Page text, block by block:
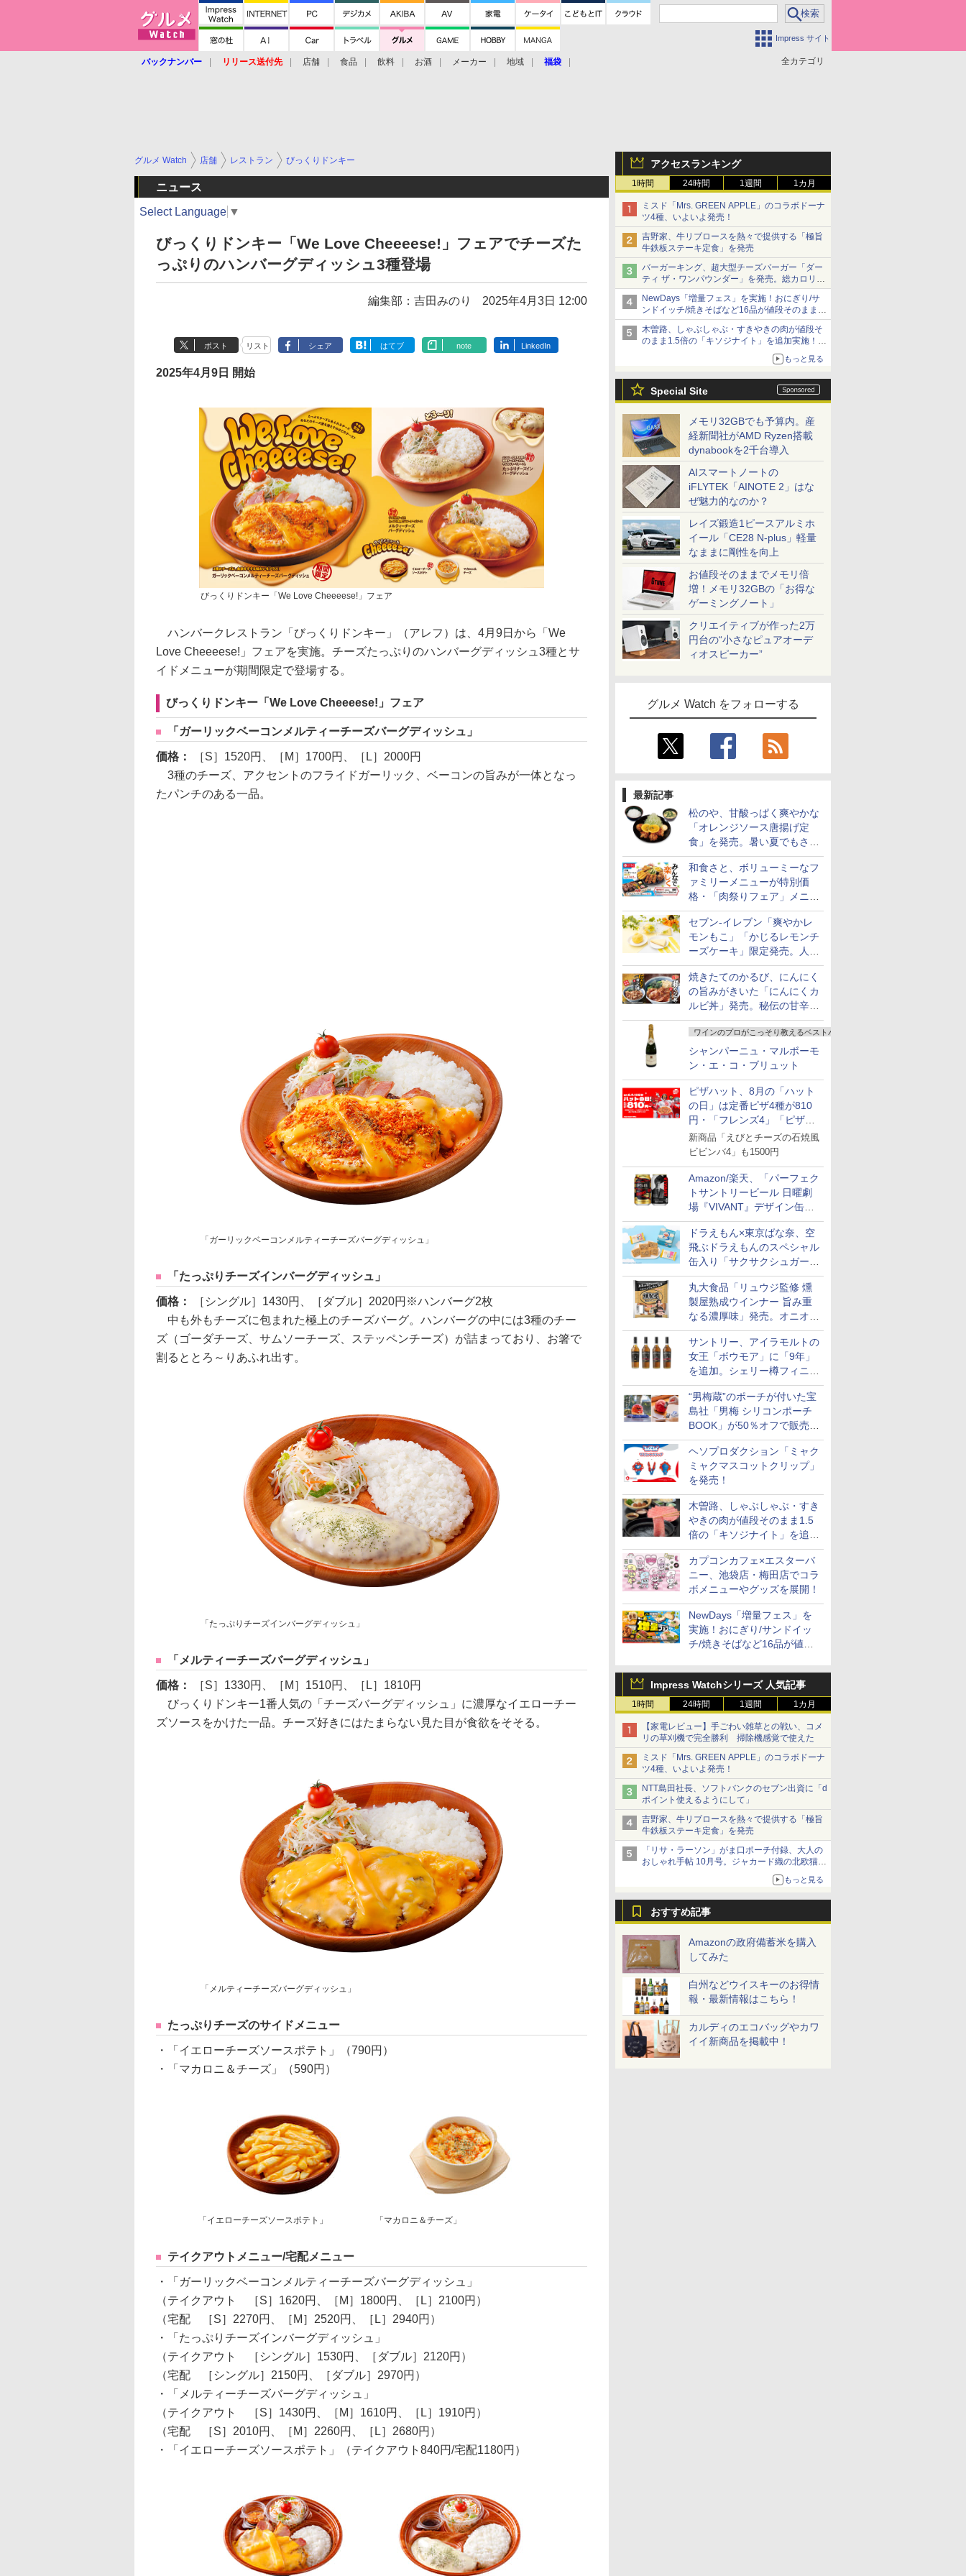
Impress サイト
全カテゴリ
バックナンバー リリース送付先 店舗 食品 飲料 お酒 メーカー 地域 福袋
アクセスランキング
1時間 24時間 1週間 1カ月
ミスド「Mrs. GREEN APPLE」のコラボドーナ
ツ4種、いよいよ発売！
吉野家、牛リブロースを熱々で提供する「極旨
牛鉄板ステーキ定食」を発売
バーガーキング、超大型チーズバーガー「ダー
ティ ザ・ワンパウンダー」を発売。総カロリー
約1656kcal、総重量約527g！
NewDays「増量フェス」を実施！おにぎり/サ
ンドイッチ/焼きそばなど16品が値段そのままで
ボリュームアップ
木曽路、しゃぶしゃぶ・すきやきの肉が値段そ
のまま1.5倍の「キソジナイト」を追加実施！
もっと見る
Special Site
メモリ32GBでも予算内。産
経新聞社がAMD Ryzen搭載
dynabookを2千台導入
AIスマートノートの
iFLYTEK「AINOTE 2」はな
ぜ魅力的なのか？
レイズ鍛造1ピースアルミホ
イール「CE28 N-plus」軽量
なままに剛性を向上
お値段そのままでメモリ倍
増！メモリ32GBの「お得な
ゲーミングノート」
クリエイティブが作った2万
円台の“小さなピュアオーデ
ィオスピーカー”
グルメ Watch をフォローする
最新記事
松のや、甘酸っぱく爽やかな
「オレンジソース唐揚げ定
食」を発売。暑い夏でもさっ
ぱり！
和食さと、ボリューミーなフ
ァミリーメニューが特別価
格・「肉祭りフェア」メニュ
ーがテイクアウトに登場
セブン-イレブン「爽やかレ
モンもこ」「かじるレモンチ
ーズケーキ」限定発売。人気
シリーズから夏限定の味わい
が登場
焼きたてのかるび、にんにく
の旨みがきいた「にんにくカ
ルビ丼」発売。秘伝の甘辛だ
れを絡めた「豚カルビ丼」も
復活
ワインのプロがこっそり教えるベストバイ
シャンパーニュ・マルボーモ
ン・エ・コ・ブリュット
ピザハット、8月の「ハット
の日」は定番ピザ4種が810
円・「フレンズ4」「ピザハ
ット・ベスト4」値下げ
新商品「えびとチーズの石焼風
ビビンバ4」も1500円
Amazon/楽天、「パーフェク
トサントリービール 日曜劇
場『VIVANT』デザイン缶」
販売開始
ドラえもん×東京ばな奈、空
飛ぶドラえもんのスペシャル
缶入り「サクサクシュガーバ
ター」を発売
丸大食品「リュウジ監修 燻
製屋熟成ウインナー 旨み重
なる濃厚味」発売。オニオン
やガーリックの食べ応え
サントリー、アイラモルトの
女王「ボウモア」に「9年」
を追加。シェリー樽フィニッ
シュの12/15/18年も通年販売
に
“男梅蔵”のポーチが付いた宝
島社「男梅 シリコンポーチ
BOOK」が50％オフで販売
中！
ヘソプロダクション「ミャク
ミャクマスコットクリップ」
を発売！
木曽路、しゃぶしゃぶ・すき
やきの肉が値段そのまま1.5
倍の「キソジナイト」を追加
実施！水・日曜夜限定
カプコンカフェ×エスターバ
ニー、池袋店・梅田店でコラ
ボメニューやグッズを展開！
NewDays「増量フェス」を
実施！おにぎり/サンドイッ
チ/焼きそばなど16品が値段
Impress Watchシリーズ 人気記事
1時間 24時間 1週間 1カ月
【家電レビュー】手ごわい雑草との戦い、コメ
リの草刈機で完全勝利 掃除機感覚で使えた
ミスド「Mrs. GREEN APPLE」のコラボドーナ
ツ4種、いよいよ発売！
NTT島田社長、ソフトバンクのセブン出資に「d
ポイント使えるようにして」
吉野家、牛リブロースを熱々で提供する「極旨
牛鉄板ステーキ定食」を発売
「リサ・ラーソン」がま口ポーチ付録、大人の
おしゃれ手帖 10月号。ジャカード織の北欧猫デ
もっと見る
おすすめ記事
Amazonの政府備蓄米を購入
してみた
白州などウイスキーのお得情
報・最新情報はこちら！
カルディのエコバッグやカワ
イイ新商品を掲載中！
グルメ Watch 店舗 レストラン びっくりドンキー
ニュース
Select Language ▼
びっくりドンキー「We Love Cheeeese!」フェアでチーズた
っぷりのハンバーグディッシュ3種登場
編集部：吉田みのり 2025年4月3日 12:00
ポスト リスト シェア はてブ note LinkedIn
2025年4月9日 開始
びっくりドンキー「We Love Cheeeese!」フェア
ハンバークレストラン「びっくりドンキー」（アレフ）は、4月9日から「We
Love Cheeeese!」フェアを実施。チーズたっぷりのハンバーグディッシュ3種とサ
イドメニューが期間限定で登場する。
びっくりドンキー「We Love Cheeeese!」フェア
「ガーリックベーコンメルティーチーズバーグディッシュ」
価格：
［S］1520円、［M］1700円、［L］2000円
3種のチーズ、アクセントのフライドガーリック、ベーコンの旨みが一体となっ
たパンチのある一品。
「ガーリックベーコンメルティーチーズバーグディッシュ」
「たっぷりチーズインバーグディッシュ」
価格：
［シングル］1430円、［ダブル］2020円※ハンバーグ2枚
中も外もチーズに包まれた極上のチーズバーグ。ハンバーグの中には3種のチー
ズ（ゴーダチーズ、サムソーチーズ、ステッペンチーズ）が詰まっており、お箸で
割るととろ～りあふれ出す。
「たっぷりチーズインバーグディッシュ」
「メルティーチーズバーグディッシュ」
価格：
［S］1330円、［M］1510円、［L］1810円
びっくりドンキー1番人気の「チーズバーグディッシュ」に濃厚なイエローチー
ズソースをかけた一品。チーズ好きにはたまらない見た目が食欲をそそる。
「メルティーチーズバーグディッシュ」
たっぷりチーズのサイドメニュー
・「イエローチーズソースポテト」（790円）
・「マカロニ＆チーズ」（590円）
「イエローチーズソースポテト」 「マカロニ＆チーズ」
テイクアウトメニュー/宅配メニュー
・「ガーリックベーコンメルティーチーズバーグディッシュ」
（テイクアウト ［S］1620円、［M］1800円、［L］2100円）
（宅配 ［S］2270円、［M］2520円、［L］2940円）
・「たっぷりチーズインバーグディッシュ」
（テイクアウト ［シングル］1530円、［ダブル］2120円）
（宅配 ［シングル］2150円、［ダブル］2970円）
・「メルティーチーズバーグディッシュ」
（テイクアウト ［S］1430円、［M］1610円、［L］1910円）
（宅配 ［S］2010円、［M］2260円、［L］2680円）
・「イエローチーズソースポテト」（テイクアウト840円/宅配1180円）